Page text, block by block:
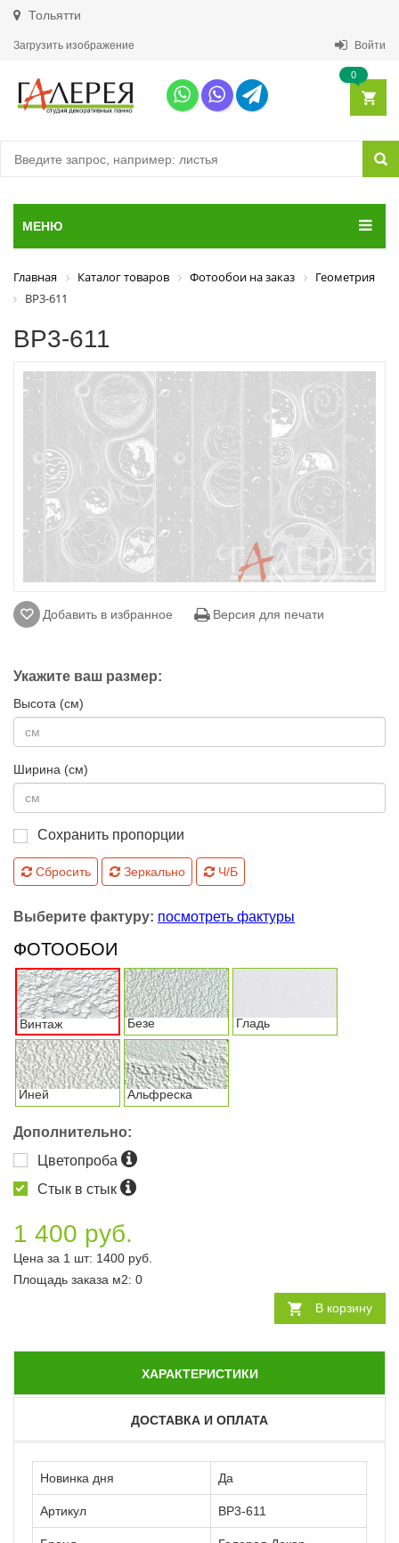
Тольятти
Загрузить изображение Войти
0
МЕНЮ
Главная Каталог товаров Фотообои на заказ
Геометрия
ВР3-611
ВР3-611
Добавить в избранное Версия для печати
Укажите ваш размер:
Высота (см)
Ширина (см)
Сохранить пропорции
Сбросить Зеркально Ч/Б
Выберите фактуру: посмотреть фактуры
ФОТООБОИ
Винтаж Безе Гладь
Иней Альфреска
Дополнительно:
Цветопроба
Стык в стык
1 400 руб.
Цена за 1 шт: 1400 руб.
Площадь заказа м2: 0
В корзину
ХАРАКТЕРИСТИКИ
ДОСТАВКА И ОПЛАТА
Новинка дня Да
Артикул ВР3-611